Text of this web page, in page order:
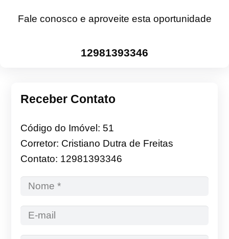
Fale conosco e aproveite esta oportunidade
12981393346
Receber Contato
Código do Imóvel: 51
Corretor: Cristiano Dutra de Freitas
Contato: 12981393346